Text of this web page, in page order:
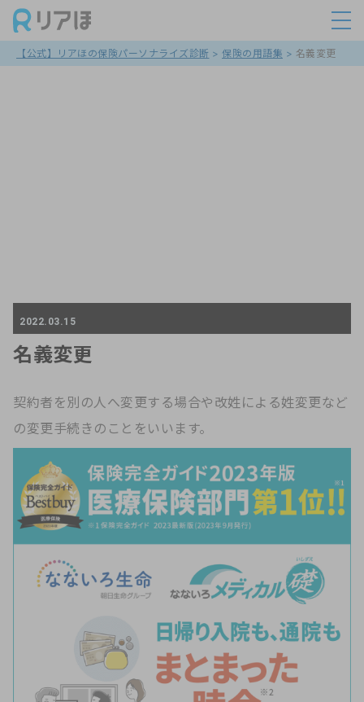
【公式】リアほの保険パーソナライズ診断 > 保険の用語集 > 名義変更
2022.03.15
名義変更
契約者を別の人へ変更する場合や改姓による姓変更など
の変更手続きのことをいいます。